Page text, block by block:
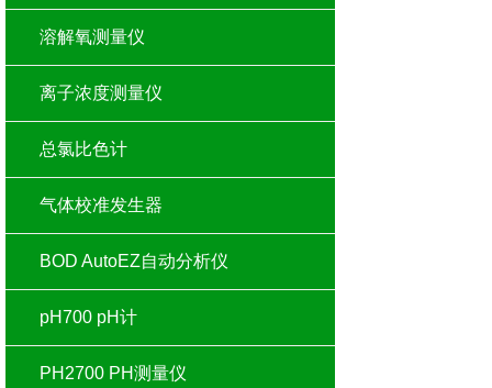
溶解氧测量仪
离子浓度测量仪
总氯比色计
气体校准发生器
BOD AutoEZ自动分析仪
pH700 pH计
PH2700 PH测量仪